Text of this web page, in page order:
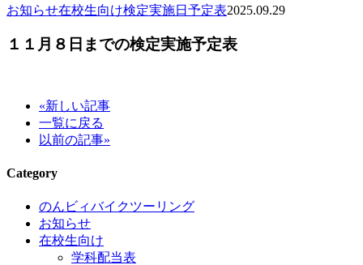
お知らせ在校生向け検定実施日予定表2025.09.29
１１月８日までの検定実施予定表
«新しい記事
一覧に戻る
以前の記事»
Category
のんビィバイクツーリング
お知らせ
在校生向け
学科配当表